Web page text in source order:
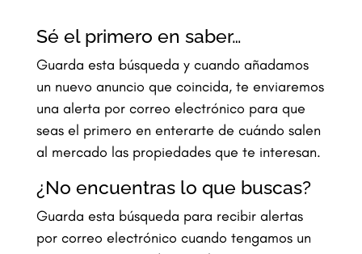
Sé el primero en saber…
Guarda esta búsqueda y cuando añadamos
un nuevo anuncio que coincida, te enviaremos
una alerta por correo electrónico para que
seas el primero en enterarte de cuándo salen
al mercado las propiedades que te interesan.
¿No encuentras lo que buscas?
Guarda esta búsqueda para recibir alertas
por correo electrónico cuando tengamos un